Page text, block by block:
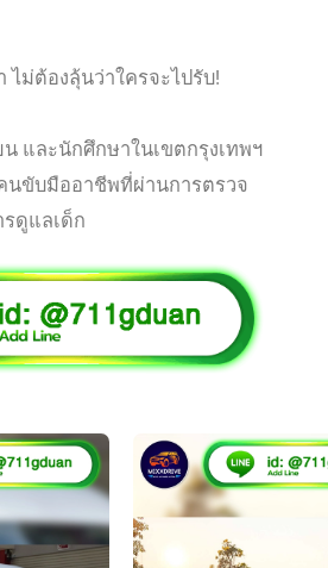
ไม่ต้องลุ้นว่าใครจะไปรับ!
และนักศึกษาในเขตกรุงเทพฯ
ขับมืออาชีพที่ผ่านการตรวจ
ดูแลเด็ก